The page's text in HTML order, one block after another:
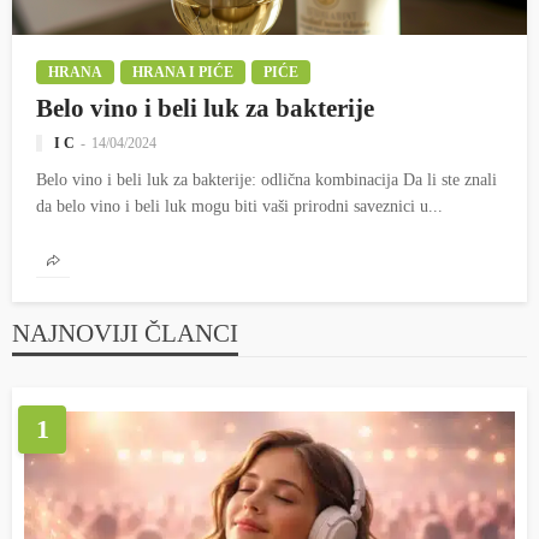
HRANA HRANA I PIĆE PIĆE
Belo vino i beli luk za bakterije
I C 14/04/2024
Belo vino i beli luk za bakterije: odlična kombinacija Da li ste znali
da belo vino i beli luk mogu biti vaši prirodni saveznici u...
NAJNOVIJI ČLANCI
1